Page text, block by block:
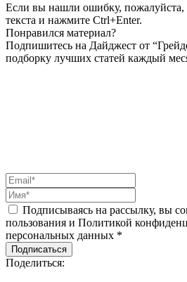
Если вы нашли ошибку, пожалуйста,
текста и нажмите Ctrl+Enter.
Понравился материал?
Подпишитесь на Дайджест от
подборку лучших статей каждый
Подписываясь на рассылку, вы
пользования и Политикой
персональных данных *
Подписаться
Поделиться: